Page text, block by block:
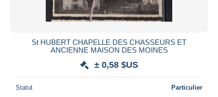
St HUBERT CHAPELLE DES CHASSEURS ET
ANCIENNE MAISON DES MOINES
± 0,58 $US
Statut Particulier